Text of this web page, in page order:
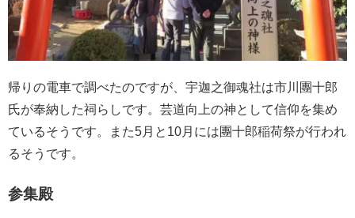
帰りの電車で調べたのですが、宇迦之御魂社は市川團十郎
氏が奉納した祠らしです。芸道向上の神として信仰を集め
ているそうです。また5月と10月には團十郎稲荷祭が行われ
るそうです。
参集殿